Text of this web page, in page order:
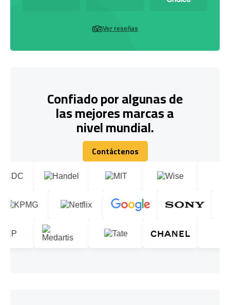
Ver reseñas
Confiado por algunas de
las mejores marcas a
nivel mundial.
Contáctenos
Contáctenos